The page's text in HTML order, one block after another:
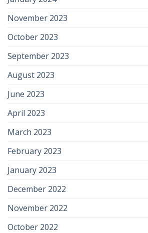
November 2023
October 2023
September 2023
August 2023
June 2023
April 2023
March 2023
February 2023
January 2023
December 2022
November 2022
October 2022